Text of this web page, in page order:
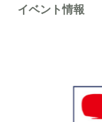
イベント情報